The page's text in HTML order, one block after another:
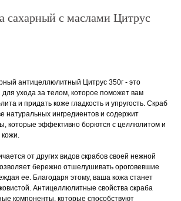
сахарный с маслами Цитрус
антицеллюлитный Цитрус 350г - это
для ухода за телом, которое поможет вам
и придать коже гладкость и упругость. Скраб
натуральных ингредиентов и содержит
которые эффективно борются с целлюлитом и
от других видов скрабов своей нежной
бережно отшелушивать ороговевшие
ее. Благодаря этому, ваша кожа станет
Антицеллюлитные свойства скраба
компоненты, которые способствуют